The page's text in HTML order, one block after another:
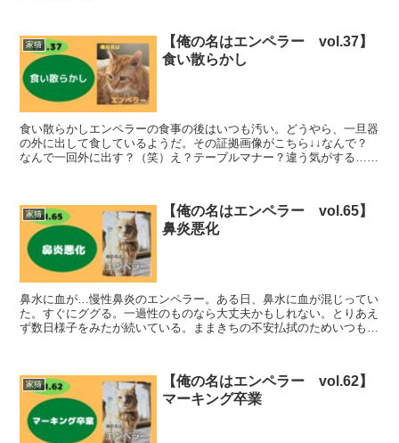
家猫
【俺の名はエンペラー vol.37】
食い散らかし
食い散らかしエンペラーの食事の後はいつも汚い。どうやら、一旦器
の外に出して食しているようだ。その証拠画像がこちら↓↓なんで？
なんで一回外に出す？（笑）え？テーブルマナー？違う気がする…カ
家猫
【俺の名はエンペラー vol.65】
鼻炎悪化
鼻水に血が…慢性鼻炎のエンペラー。ある日、鼻水に血が混じってい
た。すぐにググる。一過性のものなら大丈夫かもしれない。とりあえ
ず数日様子をみたが続いている。ままきちの不安払拭のためいつもの
家猫
【俺の名はエンペラー vol.62】
マーキング卒業